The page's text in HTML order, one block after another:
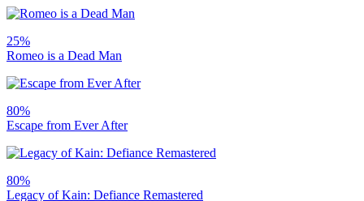
25%
Romeo is a Dead Man
80%
Escape from Ever After
80%
Legacy of Kain: Defiance Remastered